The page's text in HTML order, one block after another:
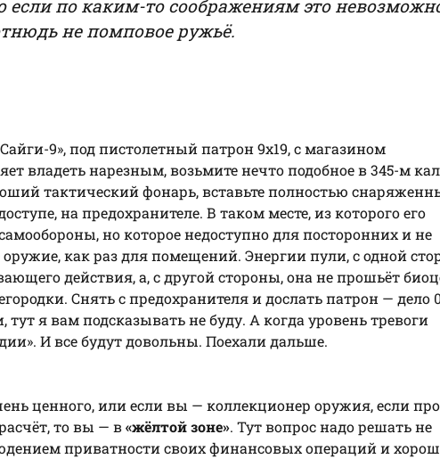
если по каким-то соображениям это
не помповое ружьё.
9», под пистолетный патрон 9х19, с магазином
владеть нарезным, возьмите нечто подобное в 345-м
тактический фонарь, вставьте полностью
на предохранителе. В таком месте, из которого его
но которое недоступно для посторонних и не
оружие, как раз для помещений. Энергии пули, с одной
действия, а, с другой стороны, она не прошьёт
Снять с предохранителя и дослать патрон — дело
я вам подсказывать не буду. А когда уровень тревоги
И все будут довольны. Поехали дальше.
ценного, или если вы — коллекционер оружия, если
то вы — в«жёлтой зоне». Тут вопрос надо решать не
приватности своих финансовых операций и